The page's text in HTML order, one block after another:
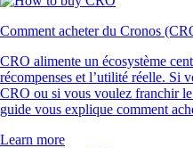
Comment acheter du Cronos
CRO alimente un écosystème
récompenses et l’utilité réelle. Si
CRO ou si vous voulez franchir
guide vous explique comment
Learn more